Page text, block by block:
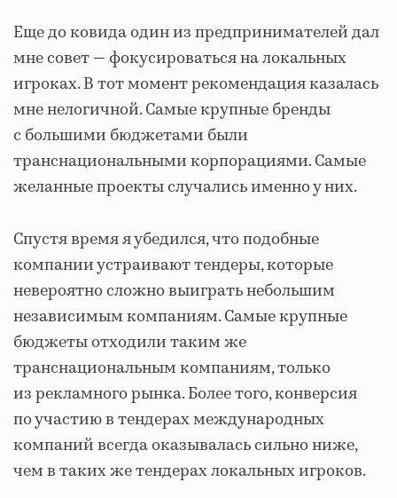
Еще до ковида один из предпринимателей дал
мне совет — фокусироваться на локальных
игроках. В тот момент рекомендация казалась
мне нелогичной. Самые крупные бренды
с большими бюджетами были
транснациональными корпорациями. Самые
желанные проекты случались именно у них.
Спустя время я убедился, что подобные
компании устраивают тендеры, которые
невероятно сложно выиграть небольшим
независимым компаниям. Самые крупные
бюджеты отходили таким же
транснациональным компаниям, только
из рекламного рынка. Более того, конверсия
по участию в тендерах международных
компаний всегда оказывалась сильно ниже,
чем в таких же тендерах локальных игроков.